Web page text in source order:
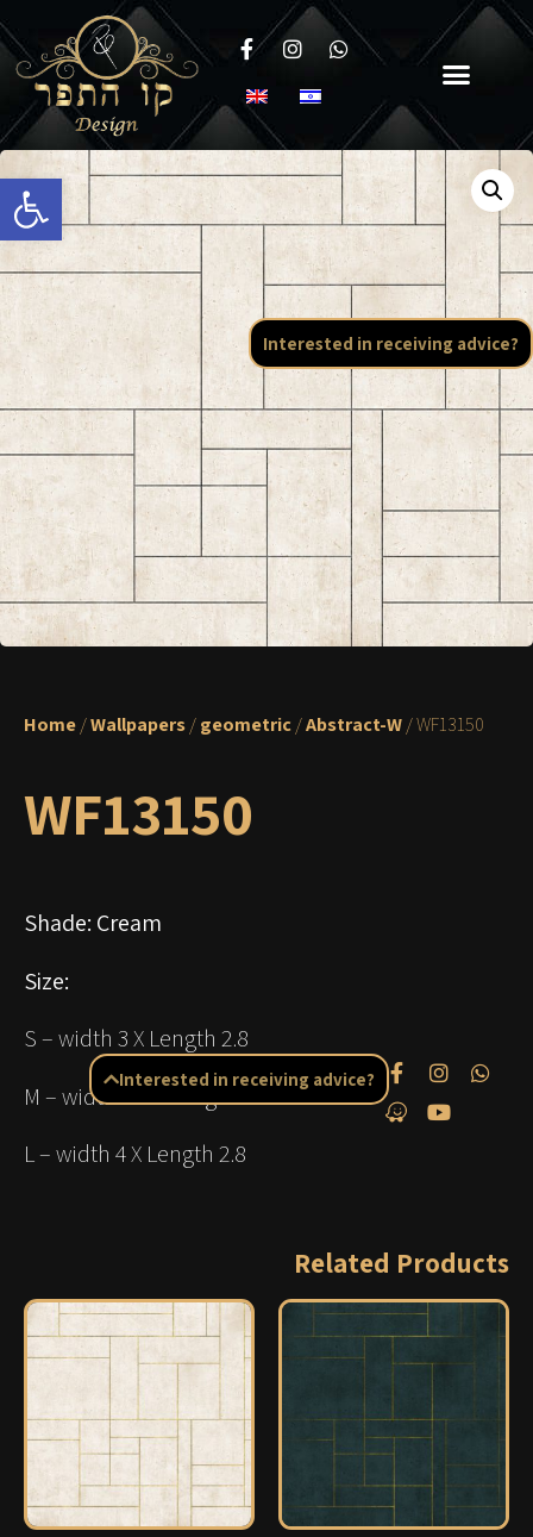
Open toolbar
Home/Wallpapers/geometric/Abstract-W/ WF13150
WF13150
Shade: Cream
Size:
S –width 3 X Length 2.8
M –width3.5 XLength2.8
L –width 4 X Length 2.8
Related Products
Interested in receiving advice?
Interested in receiving advice?